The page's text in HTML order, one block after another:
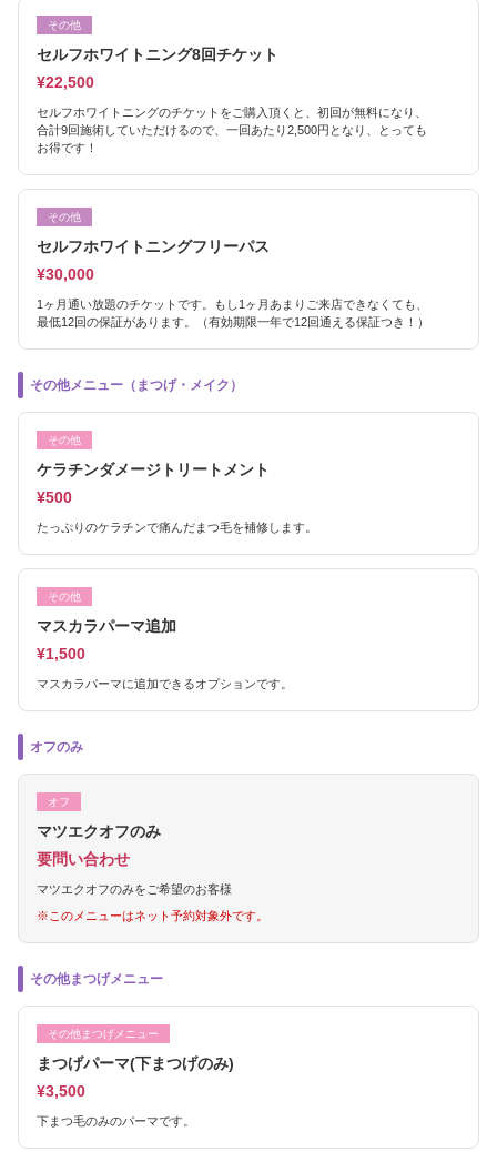
その他
セルフホワイトニング8回チケット
¥22,500
セルフホワイトニングのチケットをご購入頂くと、初回が無料になり、
合計9回施術していただけるので、一回あたり2,500円となり、とっても
お得です！
その他
セルフホワイトニングフリーパス
¥30,000
1ヶ月通い放題のチケットです。もし1ヶ月あまりご来店できなくても、
最低12回の保証があります。（有効期限一年で12回通える保証つき！）
その他メニュー（まつげ・メイク）
その他
ケラチンダメージトリートメント
¥500
たっぷりのケラチンで痛んだまつ毛を補修します。
その他
マスカラパーマ追加
¥1,500
マスカラパーマに追加できるオプションです。
オフのみ
オフ
マツエクオフのみ
要問い合わせ
マツエクオフのみをご希望のお客様
※このメニューはネット予約対象外です。
その他まつげメニュー
その他まつげメニュー
まつげパーマ(下まつげのみ)
¥3,500
下まつ毛のみのパーマです。